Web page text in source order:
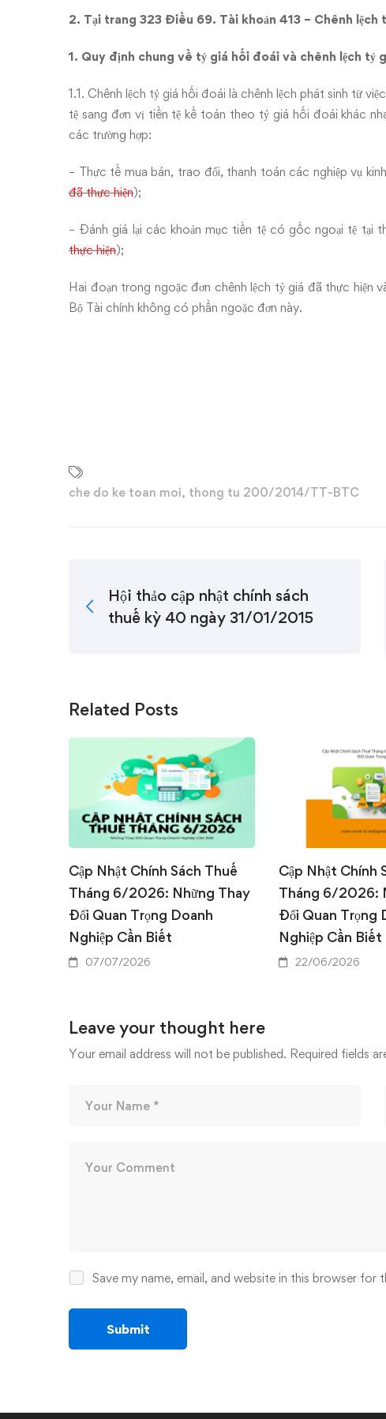
2. Tại trang 323 Điều 69. Tài khoản 413 – Chênh lệch
1. Quy định chung về tỷ giá hối đoái và chênh lệch tỷ
1.1. Chênh lệch tỷ giá hối đoái là chênh lệch phát sinh từ
tệ sang đơn vị tiền tệ kế toán theo tỷ giá hối đoái khác
các trường hợp:
– Thực tế mua bán, trao đổi, thanh toán các nghiệp vụ
đã thực hiện);
– Đánh giá lại các khoản mục tiền tệ có gốc ngoại tệ tại
thực hiện);
Hai đoạn trong ngoặc đơn chênh lệch tỷ giá đã thực hiện
Bộ Tài chính không có phần ngoặc đơn này.
che do ke toan moi, thong tu 200/2014/TT-BTC
Hội thảo cập nhật chính sách
thuế kỳ 40 ngày 31/01/2015
Related Posts
Cập Nhật Chính Sách Thuế
Tháng 6/2026: Những Thay
Đổi Quan Trọng Doanh
Nghiệp Cần Biết
07/07/2026
Cập Nhật Chính
Tháng 6/2026:
Đổi Quan Trọng
Nghiệp Cần Biết
22/06/2026
Leave your thought here
Your email address will not be published. Required fields
Save my name, email, and website in this browser for